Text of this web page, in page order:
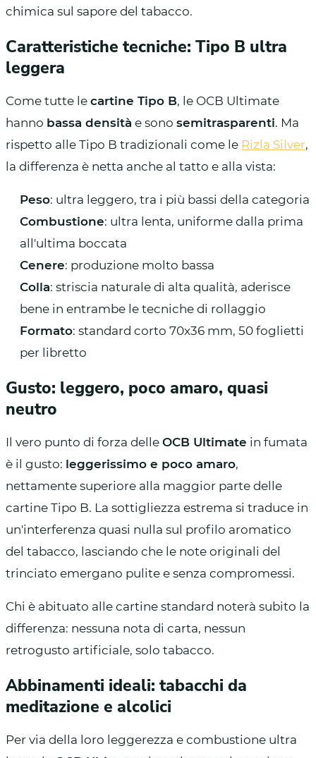
chimica sul sapore del tabacco.
Caratteristiche tecniche: Tipo B ultra
leggera
Come tutte le cartine Tipo B, le OCB Ultimate
hanno bassa densità e sono semitrasparenti. Ma
rispetto alle Tipo B tradizionali come le Rizla Silver,
la differenza è netta anche al tatto e alla vista:
Peso: ultra leggero, tra i più bassi della categoria
Combustione: ultra lenta, uniforme dalla prima
all'ultima boccata
Cenere: produzione molto bassa
Colla: striscia naturale di alta qualità, aderisce
bene in entrambe le tecniche di rollaggio
Formato: standard corto 70x36 mm, 50 foglietti
per libretto
Gusto: leggero, poco amaro, quasi
neutro
Il vero punto di forza delle OCB Ultimate in fumata
è il gusto: leggerissimo e poco amaro,
nettamente superiore alla maggior parte delle
cartine Tipo B. La sottigliezza estrema si traduce in
un'interferenza quasi nulla sul profilo aromatico
del tabacco, lasciando che le note originali del
trinciato emergano pulite e senza compromessi.
Chi è abituato alle cartine standard noterà subito la
differenza: nessuna nota di carta, nessun
retrogusto artificiale, solo tabacco.
Abbinamenti ideali: tabacchi da
meditazione e alcolici
Per via della loro leggerezza e combustione ultra